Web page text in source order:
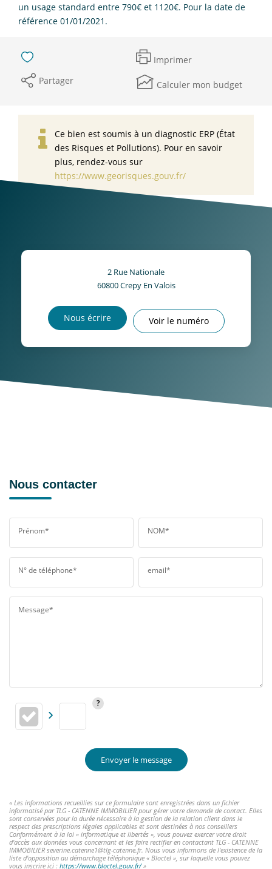
un usage standard entre 790€ et 1120€. Pour la date de
référence 01/01/2021.
Imprimer
Partager
Calculer mon budget
Ce bien est soumis à un diagnostic ERP (État
des Risques et Pollutions). Pour en savoir
plus, rendez-vous sur
https://www.georisques.gouv.fr/
2 Rue Nationale
60800Crepy En Valois
Nous écrire Voir le numéro
Nous contacter
Prénom* NOM*
N° de téléphone* email*
Message*
Envoyer le message
« Les informations recueillies sur ce formulaire sont enregistrées dans un fichier
informatisé par TLG - CATENNE IMMOBILIER pour gérer votre demande de contact. Elles
sont conservées pour la durée nécessaire à la gestion de la relation client dans le
respect des prescriptions légales applicables et sont destinées à nos conseillers
Conformément à la loi « informatique et libertés », vous pouvez exercer votre droit
d'accès aux données vous concernant et les faire rectifier en contactant TLG - CATENNE
IMMOBILIER severine.catenne1@tlg-catenne.fr. Nous vous informons de l'existence de la
liste d'opposition au démarchage téléphonique « Bloctel », sur laquelle vous pouvez
vous inscrire ici : https://www.bloctel.gouv.fr/»